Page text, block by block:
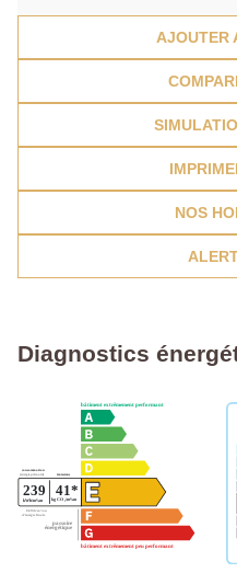
AJOUTER
NOS
Diagnostics